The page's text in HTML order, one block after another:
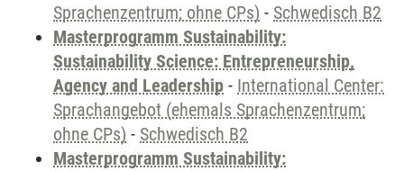
Sprachenzentrum; ohne CPs) - Schwedisch B2
Masterprogramm Sustainability:
Sustainability Science: Entrepreneurship,
Agency and Leadership - International Center:
Sprachangebot (ehemals Sprachenzentrum;
ohne CPs) - Schwedisch B2
Masterprogramm Sustainability: